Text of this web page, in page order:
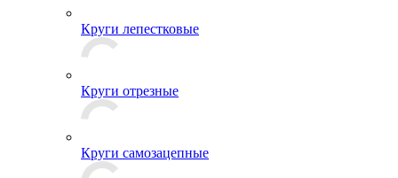
Круги лепестковые
Круги отрезные
Круги самозацепные